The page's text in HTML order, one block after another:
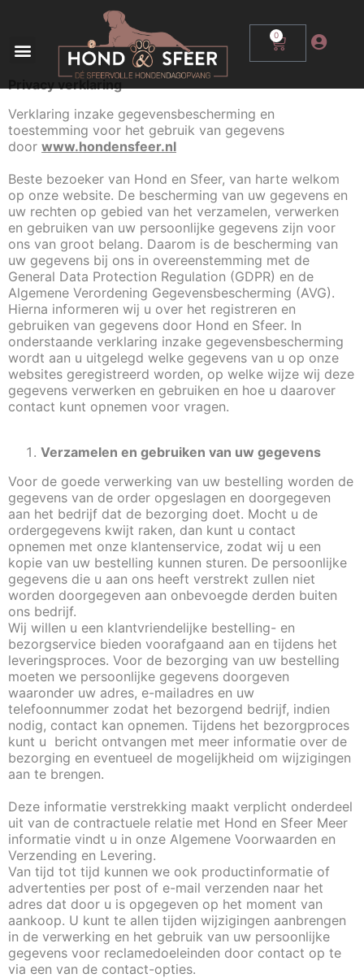
0
Privacy verklaring
Verklaring inzake gegevensbescherming en
toestemming voor het gebruik van gegevens
door www.hondensfeer.nl
Beste bezoeker van Hond en Sfeer, van harte welkom
op onze website. De bescherming van uw gegevens en
uw rechten op gebied van het verzamelen, verwerken
en gebruiken van uw persoonlijke gegevens zijn voor
ons van groot belang. Daarom is de bescherming van
uw gegevens bij ons in overeenstemming met de
General Data Protection Regulation (GDPR) en de
Algemene Verordening Gegevensbescherming (AVG).
Hierna informeren wij u over het registreren en
gebruiken van gegevens door Hond en Sfeer. In
onderstaande verklaring inzake gegevensbescherming
wordt aan u uitgelegd welke gegevens van u op onze
websites geregistreerd worden, op welke wijze wij deze
gegevens verwerken en gebruiken en hoe u daarover
contact kunt opnemen voor vragen.
Verzamelen en gebruiken van uw gegevens
Voor de goede verwerking van uw bestelling worden de
gegevens van de order opgeslagen en doorgegeven
aan het bedrijf dat de bezorging doet. Mocht u de
ordergegevens kwijt raken, dan kunt u contact
opnemen met onze klantenservice, zodat wij u een
kopie van uw bestelling kunnen sturen. De persoonlijke
gegevens die u aan ons heeft verstrekt zullen niet
worden doorgegeven aan onbevoegde derden buiten
ons bedrijf.
Wij willen u een klantvriendelijke bestelling- en
bezorgservice bieden voorafgaand aan en tijdens het
leveringsproces. Voor de bezorging van uw bestelling
moeten we persoonlijke gegevens doorgeven
waaronder uw adres, e-mailadres en uw
telefoonnummer zodat het bezorgend bedrijf, indien
nodig, contact kan opnemen. Tijdens het bezorgproces
kunt u bericht ontvangen met meer informatie over de
bezorging en eventueel de mogelijkheid om wijzigingen
aan te brengen.
Deze informatie verstrekking maakt verplicht onderdeel
uit van de contractuele relatie met Hond en Sfeer Meer
informatie vindt u in onze Algemene Voorwaarden en
Verzending en Levering.
Van tijd tot tijd kunnen we ook productinformatie of
advertenties per post of e-mail verzenden naar het
adres dat door u is opgegeven op het moment van
aankoop. U kunt te allen tijden wijzigingen aanbrengen
in de verwerking en het gebruik van uw persoonlijke
gegevens voor reclamedoeleinden door contact op te
via een van de contact-opties.